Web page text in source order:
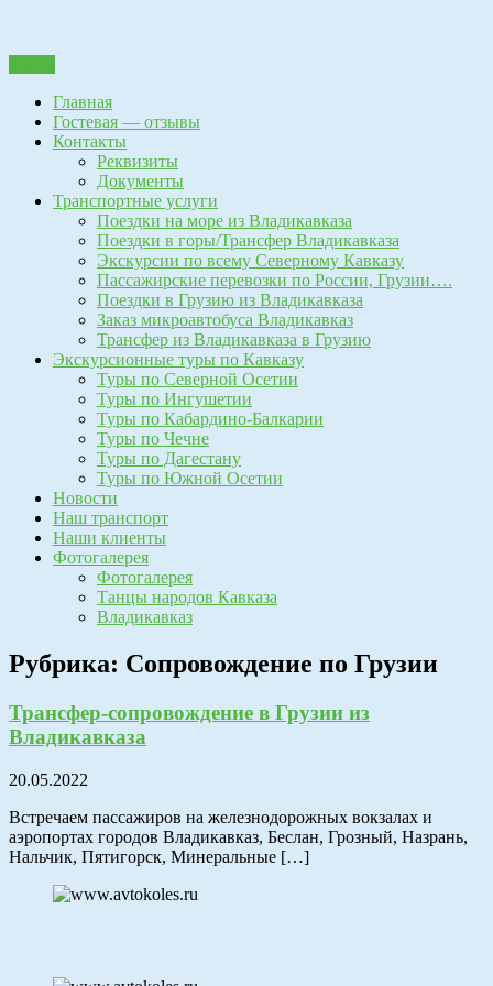
Трансферная компания
"Автоколесница"
владикавказ-тбилиси, владикавказ-анапа, владикавказ-батуми,
владикавказ-кобулети, владикавказ-геленджик, владикавказ-
сочи,владикавказ-адлер, поездки в тбилиси, экскурсии по
кавказу, поездки в гудаури, поездки в цей, перевозки детей
владикавказ, поездки по заказу, заказ микроавтобуса,
сопровождение по грузии, туризм, заброска и выброска, такси
Главная
Гостевая — отзывы
Контакты
Реквизиты
Документы
Транспортные услуги
Поездки на море из Владикавказа
Поездки в горы/Трансфер Владикавказа
Экскурсии по всему Северному Кавказу
Пассажирские перевозки по России, Грузии….
Поездки в Грузию из Владикавказа
Заказ микроавтобуса Владикавказ
Трансфер из Владикавказа в Грузию
Экскурсионные туры по Кавказу
Туры по Северной Осетии
Туры по Ингушетии
Туры по Кабардино-Балкарии
Туры по Чечне
Туры по Дагестану
Туры по Южной Осетии
Новости
Наш транспорт
Наши клиенты
Фотогалерея
Фотогалерея
Танцы народов Кавказа
Владикавказ
Рубрика: Сопровождение по Грузии
Трансфер-сопровождение в Грузии из
Владикавказа
20.05.2022
Встречаем пассажиров на железнодорожных вокзалах и
аэропортах городов Владикавказ, Беслан, Грозный, Назрань,
Нальчик, Пятигорск, Минеральные […]